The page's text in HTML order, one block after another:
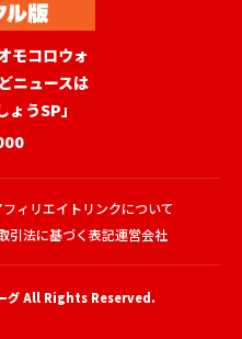
モコロウォ
ニュースは
うSP」
フィリエイトリンクについて
引法に基づく表記運営会社
グAll Rights Reserved.